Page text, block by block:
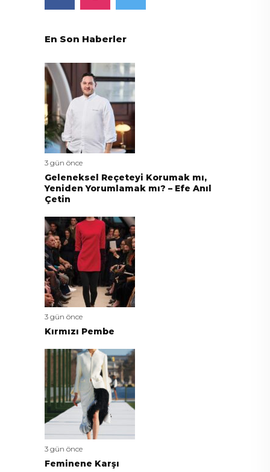
En Son Haberler
3 gün önce
Geleneksel Reçeteyi Korumak mı,
Yeniden Yorumlamak mı? – Efe Anıl
Çetin
3 gün önce
Kırmızı Pembe
3 gün önce
Feminene Karşı